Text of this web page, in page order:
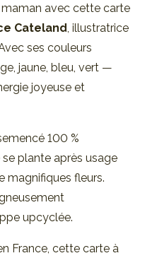
avec cette carte
Cateland, illustratrice
ses couleurs
jaune, bleu, vert —
joyeuse et
100 %
plante après usage
magnifiques fleurs.
upcyclée.
France, cette carte à